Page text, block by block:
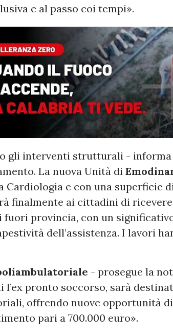
e al passo coi tempi».
gli interventi strutturali - informa
La nuova Unità di
Cardiologia e con una superficie
finalmente ai cittadini di
fuori provincia, con un
dell’assistenza. I lavori
- prosegue la
l’ex pronto soccorso, sarà
offrendo nuove opportunità
pari a 700.000 euro».